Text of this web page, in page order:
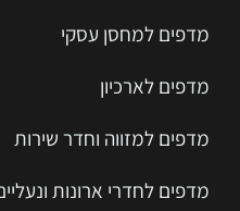
מדפים למחסן עסקי
מדפים לארכיון
מדפים למזווה וחדר שירות
מדפים לחדרי ארונות